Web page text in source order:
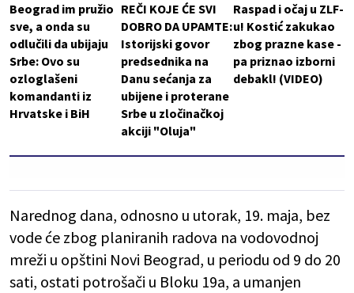
Beograd im pružio
sve, a onda su
odlučili da ubijaju
Srbe: Ovo su
ozloglašeni
komandanti iz
Hrvatske i BiH
REČI KOJE ĆE SVI
DOBRO DA UPAMTE:
Istorijski govor
predsednika na
Danu sećanja za
ubijene i proterane
Srbe u zločinačkoj
akciji "Oluja"
Raspad i očaj u ZLF-
u! Kostić zakukao
zbog prazne kase -
pa priznao izborni
debakl! (VIDEO)
Narednog dana, odnosno u utorak, 19. maja, bez
vode će zbog planiranih radova na vodovodnoj
mreži u opštini Novi Beograd, u periodu od 9 do 20
sati, ostati potrošači u Bloku 19a, a umanjen